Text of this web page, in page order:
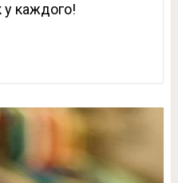
у каждого!